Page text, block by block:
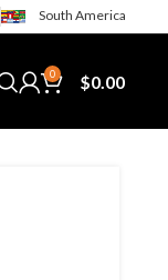
South America
0 $0.00